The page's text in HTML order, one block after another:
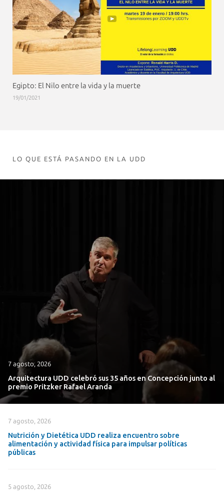
Egipto: El Nilo entre la vida y la muerte
19/01/2021
LO QUE ESTÁ PASANDO EN LA UDD
7 agosto, 2026
Arquitectura UDD celebró sus 35 años en Concepción junto al
premio Pritzker Rafael Aranda
7 agosto, 2026
Nutrición y Dietética UDD realiza encuentro sobre
alimentación y actividad física para impulsar políticas
públicas
5 agosto, 2026